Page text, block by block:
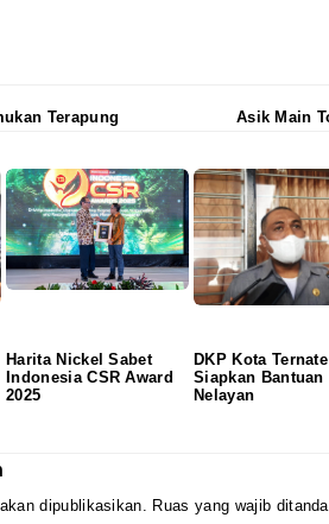
Terapung
Asik Main
Harita Nickel Sabet
Indonesia CSR Award
2025
DKP Kota Ternate
Siapkan Bantuan
Nelayan
dipublikasikan. Ruas yang wajib